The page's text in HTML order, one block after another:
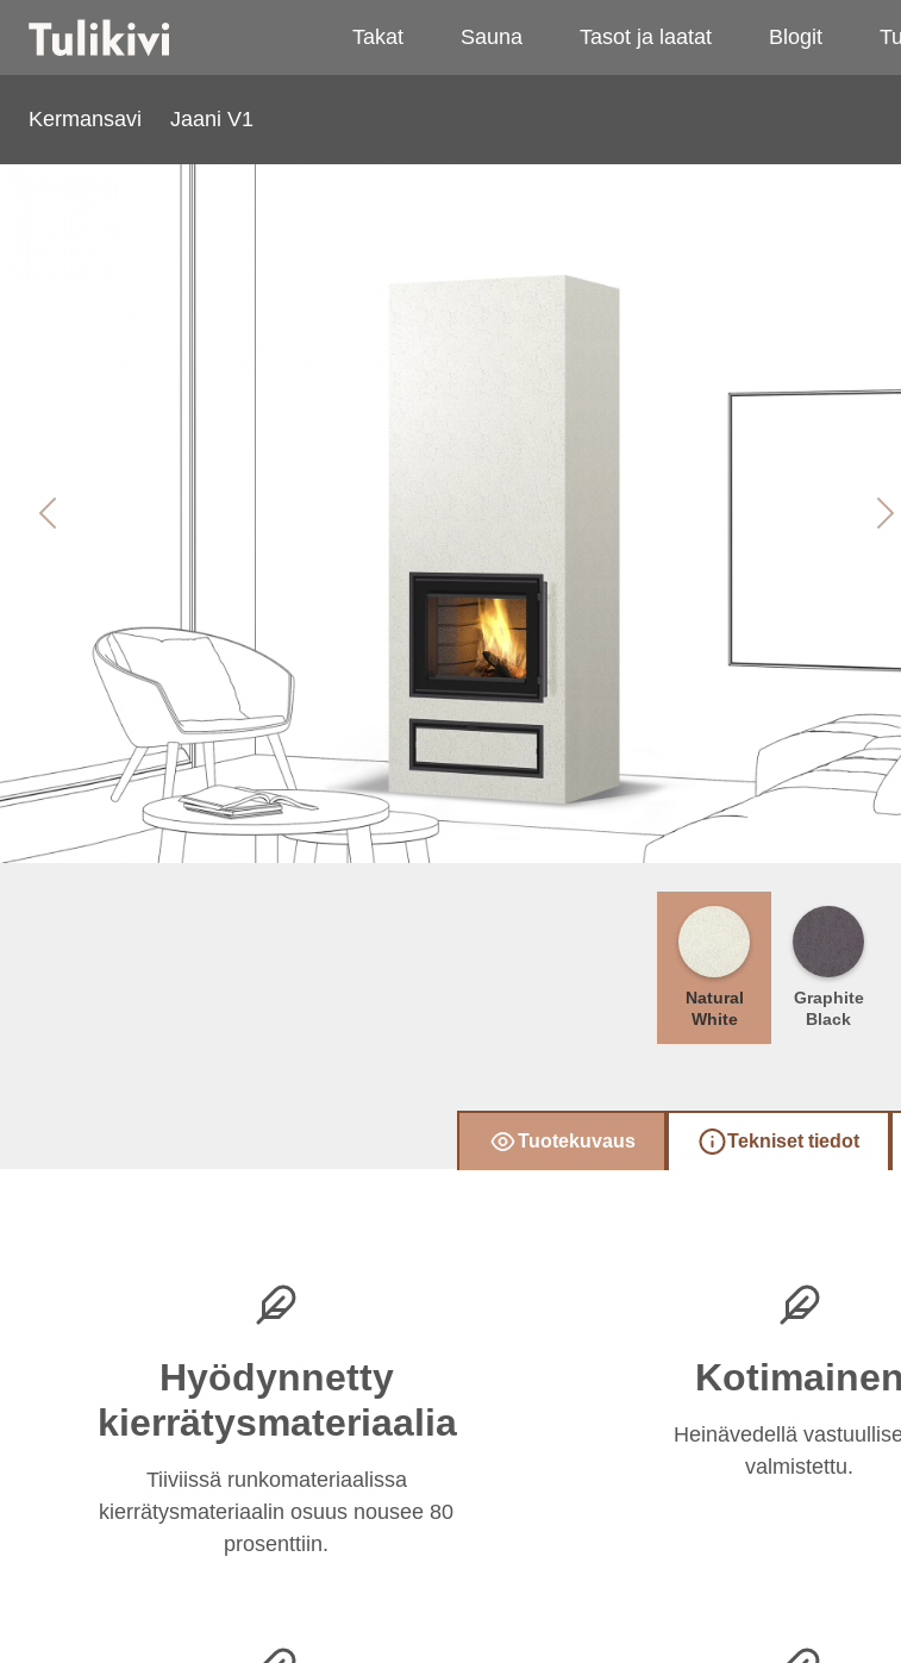
Takat Sauna Tasot ja laatat Blogit
Kermansavi Jaani V1
Previous
Natural
White
Graphite
Black
Tuotekuvaus Tekniset tiedot
Hyödynnetty
kierrätysmateriaalia
Tiiviissä runkomateriaalissa
kierrätysmateriaalin osuus nousee 80
prosenttiin.
Kotimainen
Heinävedellä
valmistettu.